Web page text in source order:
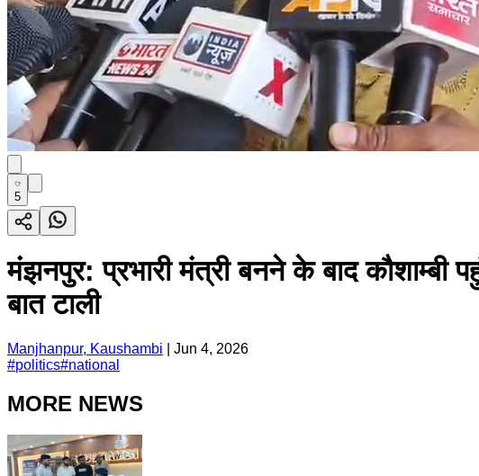
5
मंझनपुर: प्रभारी मंत्री बनने के बाद कौशाम्बी
बात टाली
Manjhanpur, Kaushambi
Jun 4, 2026
#politics#national
MORE NEWS